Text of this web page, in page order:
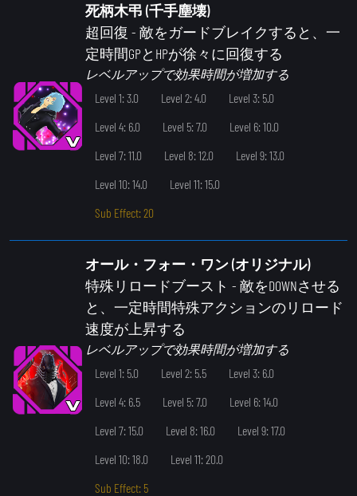
死柄木弔 (千手塵壊)
超回復 - 敵をガードブレイクすると、一
定時間GPとHPが徐々に回復する
レベルアップで効果時間が増加する
Level 1: 3.0
Level 2: 4.0
Level 3: 5.0
Level 4: 6.0
Level 5: 7.0
Level 6: 10.0
Level 7: 11.0
Level 8: 12.0
Level 9: 13.0
Level 10: 14.0
Level 11: 15.0
Sub Effect: 20
オール・フォー・ワン (オリジナル)
特殊リロードブースト - 敵をDOWNさせる
と、一定時間特殊アクションのリロード
速度が上昇する
レベルアップで効果時間が増加する
Level 1: 5.0
Level 2: 5.5
Level 3: 6.0
Level 4: 6.5
Level 5: 7.0
Level 6: 14.0
Level 7: 15.0
Level 8: 16.0
Level 9: 17.0
Level 10: 18.0
Level 11: 20.0
Sub Effect: 5